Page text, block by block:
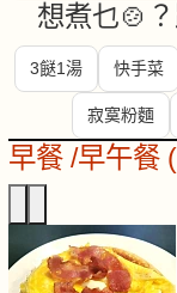
想煮乜🍲
3餸1湯 快手菜
寂寞粉麵
早餐 /早午餐